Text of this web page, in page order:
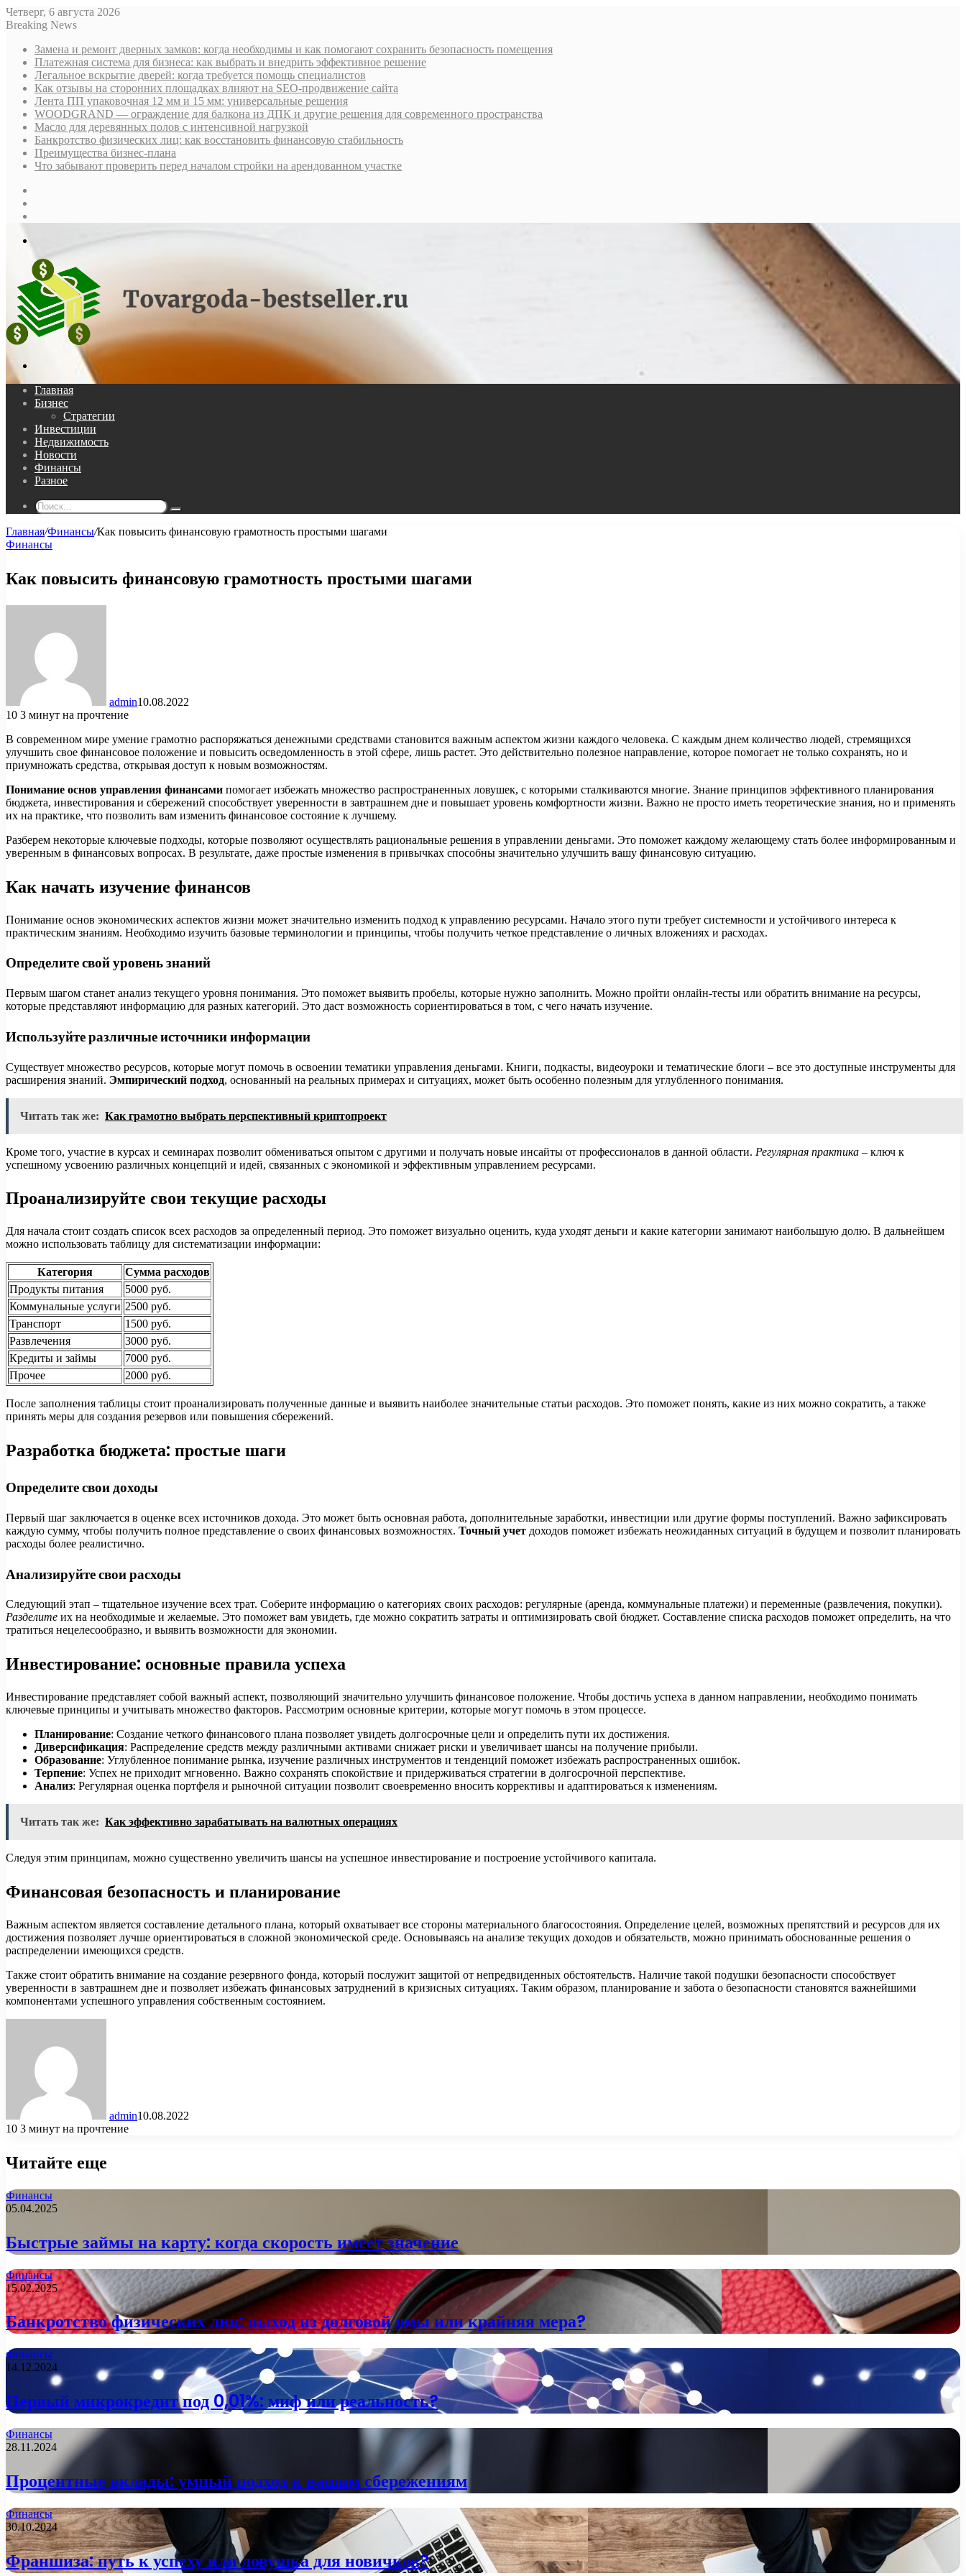
Четверг, 6 августа 2026
Breaking News
Замена и ремонт дверных замков: когда необходимы и как помогают сохранить безопасность помещения
Платежная система для бизнеса: как выбрать и внедрить эффективное решение
Легальное вскрытие дверей: когда требуется помощь специалистов
Как отзывы на сторонних площадках влияют на SEO-продвижение сайта
Лента ПП упаковочная 12 мм и 15 мм: универсальные решения
WOODGRAND — ограждение для балкона из ДПК и другие решения для современного пространства
Масло для деревянных полов с интенсивной нагрузкой
Банкротство физических лиц: как восстановить финансовую стабильность
Преимущества бизнес-плана
Что забывают проверить перед началом стройки на арендованном участке
Главная
Бизнес
Стратегии
Инвестиции
Недвижимость
Новости
Финансы
Разное
Поиск...
Главная/Финансы/Как повысить финансовую грамотность простыми шагами
Финансы
Как повысить финансовую грамотность простыми шагами
admin10.08.2022
10 3 минут на прочтение
В современном мире умение грамотно распоряжаться денежными средствами становится важным аспектом жизни каждого человека. С каждым днем количество людей, стремящихся
улучшить свое финансовое положение и повысить осведомленность в этой сфере, лишь растет. Это действительно полезное направление, которое помогает не только сохранять, но и
приумножать средства, открывая доступ к новым возможностям.
Понимание основ управления финансами помогает избежать множество распространенных ловушек, с которыми сталкиваются многие. Знание принципов эффективного планирования
бюджета, инвестирования и сбережений способствует уверенности в завтрашнем дне и повышает уровень комфортности жизни. Важно не просто иметь теоретические знания, но и применять
их на практике, что позволить вам изменить финансовое состояние к лучшему.
Разберем некоторые ключевые подходы, которые позволяют осуществлять рациональные решения в управлении деньгами. Это поможет каждому желающему стать более информированным и
уверенным в финансовых вопросах. В результате, даже простые изменения в привычках способны значительно улучшить вашу финансовую ситуацию.
Как начать изучение финансов
Понимание основ экономических аспектов жизни может значительно изменить подход к управлению ресурсами. Начало этого пути требует системности и устойчивого интереса к
практическим знаниям. Необходимо изучить базовые терминологии и принципы, чтобы получить четкое представление о личных вложениях и расходах.
Определите свой уровень знаний
Первым шагом станет анализ текущего уровня понимания. Это поможет выявить пробелы, которые нужно заполнить. Можно пройти онлайн-тесты или обратить внимание на ресурсы,
которые представляют информацию для разных категорий. Это даст возможность сориентироваться в том, с чего начать изучение.
Используйте различные источники информации
Существует множество ресурсов, которые могут помочь в освоении тематики управления деньгами. Книги, подкасты, видеоуроки и тематические блоги – все это доступные инструменты для
расширения знаний. Эмпирический подход, основанный на реальных примерах и ситуациях, может быть особенно полезным для углубленного понимания.
Читать так же: Как грамотно выбрать перспективный криптопроект
Кроме того, участие в курсах и семинарах позволит обмениваться опытом с другими и получать новые инсайты от профессионалов в данной области. Регулярная практика – ключ к
успешному усвоению различных концепций и идей, связанных с экономикой и эффективным управлением ресурсами.
Проанализируйте свои текущие расходы
Для начала стоит создать список всех расходов за определенный период. Это поможет визуально оценить, куда уходят деньги и какие категории занимают наибольшую долю. В дальнейшем
можно использовать таблицу для систематизации информации:
Категория
Сумма расходов
Продукты питания
5000 руб.
Коммунальные услуги 2500 руб.
Транспорт
1500 руб.
Развлечения
3000 руб.
Кредиты и займы
7000 руб.
Прочее
2000 руб.
После заполнения таблицы стоит проанализировать полученные данные и выявить наиболее значительные статьи расходов. Это поможет понять, какие из них можно сократить, а также
принять меры для создания резервов или повышения сбережений.
Разработка бюджета: простые шаги
Определите свои доходы
Первый шаг заключается в оценке всех источников дохода. Это может быть основная работа, дополнительные заработки, инвестиции или другие формы поступлений. Важно зафиксировать
каждую сумму, чтобы получить полное представление о своих финансовых возможностях. Точный учет доходов поможет избежать неожиданных ситуаций в будущем и позволит планировать
расходы более реалистично.
Анализируйте свои расходы
Следующий этап – тщательное изучение всех трат. Соберите информацию о категориях своих расходов: регулярные (аренда, коммунальные платежи) и переменные (развлечения, покупки).
Разделите их на необходимые и желаемые. Это поможет вам увидеть, где можно сократить затраты и оптимизировать свой бюджет. Составление списка расходов поможет определить, на что
тратиться нецелесообразно, и выявить возможности для экономии.
Инвестирование: основные правила успеха
Инвестирование представляет собой важный аспект, позволяющий значительно улучшить финансовое положение. Чтобы достичь успеха в данном направлении, необходимо понимать
ключевые принципы и учитывать множество факторов. Рассмотрим основные критерии, которые могут помочь в этом процессе.
Планирование: Создание четкого финансового плана позволяет увидеть долгосрочные цели и определить пути их достижения.
Диверсификация: Распределение средств между различными активами снижает риски и увеличивает шансы на получение прибыли.
Образование: Углубленное понимание рынка, изучение различных инструментов и тенденций поможет избежать распространенных ошибок.
Терпение: Успех не приходит мгновенно. Важно сохранять спокойствие и придерживаться стратегии в долгосрочной перспективе.
Анализ: Регулярная оценка портфеля и рыночной ситуации позволит своевременно вносить коррективы и адаптироваться к изменениям.
Читать так же: Как эффективно зарабатывать на валютных операциях
Следуя этим принципам, можно существенно увеличить шансы на успешное инвестирование и построение устойчивого капитала.
Финансовая безопасность и планирование
Важным аспектом является составление детального плана, который охватывает все стороны материального благосостояния. Определение целей, возможных препятствий и ресурсов для их
достижения позволяет лучше ориентироваться в сложной экономической среде. Основываясь на анализе текущих доходов и обязательств, можно принимать обоснованные решения о
распределении имеющихся средств.
Также стоит обратить внимание на создание резервного фонда, который послужит защитой от непредвиденных обстоятельств. Наличие такой подушки безопасности способствует
уверенности в завтрашнем дне и позволяет избежать финансовых затруднений в кризисных ситуациях. Таким образом, планирование и забота о безопасности становятся важнейшими
компонентами успешного управления собственным состоянием.
admin10.08.2022
10 3 минут на прочтение
Читайте еще
Финансы
05.04.2025
Быстрые займы на карту: когда скорость имеет значение
Финансы
15.02.2025
Банкротство физических лиц: выход из долговой ямы или крайняя мера?
Финансы
14.12.2024
Первый микрокредит под 0,01%: миф или реальность?
Финансы
28.11.2024
Процентные вклады: умный подход к вашим сбережениям
Финансы
30.10.2024
Франшиза: путь к успеху или ловушка для новичков?